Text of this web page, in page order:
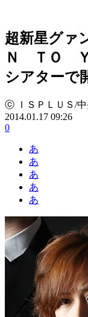
超新星グァ
Ｎ ＴＯ Ｙ
シアターで
ⓒ ＩＳＰＬＵＳ/中
2014.01.17 09:26
0
あ
あ
あ
あ
あ